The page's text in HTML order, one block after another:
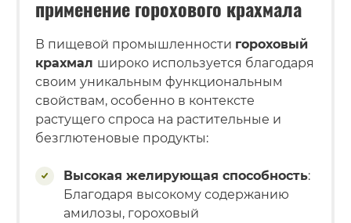
применение горохового крахмала
В пищевой промышленности гороховый
крахмал широко используется благодаря
своим уникальным функциональным
свойствам, особенно в контексте
растущего спроса на растительные и
безглютеновые продукты:
Высокая желирующая способность:
Благодаря высокому содержанию
амилозы, гороховый